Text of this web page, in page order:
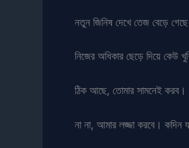
নতুন জিনিষ দেখে তেজ বেড়ে
নিজের অধিকার ছেড়ে দিয়ে কেউ
ঠিক আছে, তোমার সামনেই করব।
না না, আমার লজ্জা করবে। কদিন